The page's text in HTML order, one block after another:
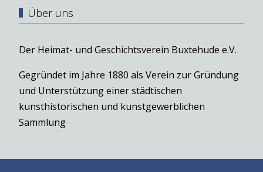
Über uns
Der Heimat- und Geschichtsverein Buxtehude e.V.
Gegründet im Jahre 1880 als Verein zur Gründung
und Unterstützung einer städtischen
kunsthistorischen und kunstgewerblichen
Sammlung